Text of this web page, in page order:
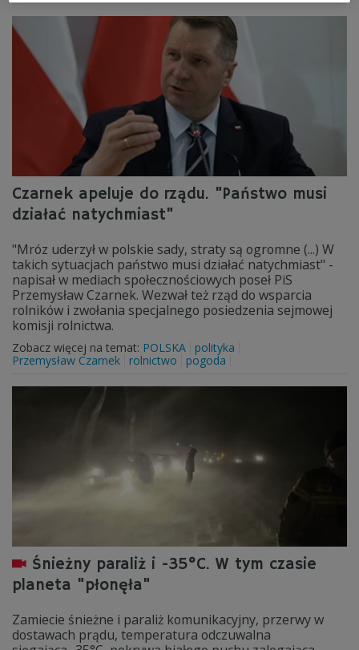
Czarnek apeluje do rządu. "Państwo musi
działać natychmiast"
"Mróz uderzył w polskie sady, straty są ogromne (...) W
takich sytuacjach państwo musi działać natychmiast" -
napisał w mediach społecznościowych poseł PiS
Przemysław Czarnek. Wezwał też rząd do wsparcia
rolników i zwołania specjalnego posiedzenia sejmowej
komisji rolnictwa.
Zobacz więcej na temat: POLSKA
polityka
Przemysław Czarnek
rolnictwo pogoda
Śnieżny paraliż i -35°C. W tym czasie
planeta "płonęła"
Zamiecie śnieżne i paraliż komunikacyjny, przerwy w
dostawach prądu, temperatura odczuwalna